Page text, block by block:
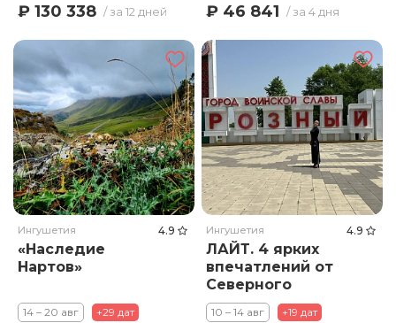
₽ 130 338 / за 12 дней ₽ 46 841 / за 4 дня
Ингушетия 4.9
«Наследие
Нартов»
14 – 20 авг +29 дат
Ингушетия 4.9
ЛАЙТ. 4 ярких
впечатлений от
Северного
Кавказа с
10 – 14 авг +19 дат